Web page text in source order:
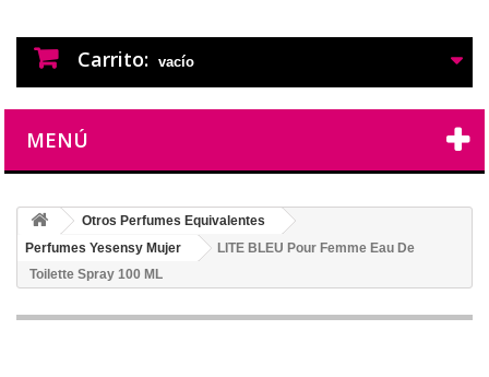
Carrito: vacío
MENÚ
Otros Perfumes Equivalentes
Perfumes Yesensy Mujer
LITE BLEU Pour Femme Eau De
Toilette Spray 100 ML